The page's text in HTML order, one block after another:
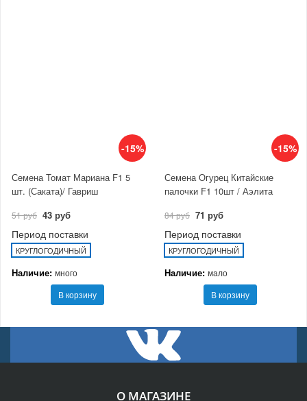
-15%
Семена Томат Мариана F1 5
шт. (Саката)/ Гавриш
51 руб 43 руб
Период поставки
КРУГЛОГОДИЧНЫЙ
Наличие: много
В корзину
-15%
Семена Огурец Китайские
палочки F1 10шт / Аэлита
84 руб 71 руб
Период поставки
КРУГЛОГОДИЧНЫЙ
Наличие: мало
В корзину
О МАГАЗИНЕ